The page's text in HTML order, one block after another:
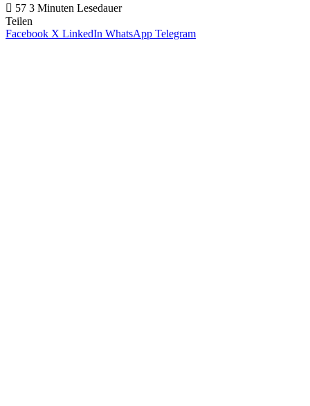
57 3 Minuten Lesedauer
Teilen
Facebook X LinkedIn WhatsApp Telegram